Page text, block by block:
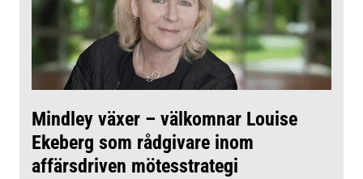
Mindley växer – välkomnar Louise
Ekeberg som rådgivare inom
affärsdriven mötesstrategi